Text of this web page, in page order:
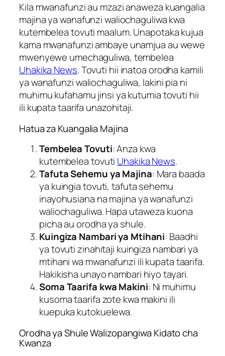
Kila mwanafunzi au mzazi anaweza kuangalia
majina ya wanafunzi waliochaguliwa kwa
kutembelea tovuti maalum. Unapotaka kujua
kama mwanafunzi ambaye unamjua au wewe
mwenyewe umechaguliwa, tembelea
Uhakika News. Tovuti hii inatoa orodha kamili
ya wanafunzi waliochaguliwa, lakini pia ni
muhimu kufahamu jinsi ya kutumia tovuti hii
ili kupata taarifa unazohitaji.
Hatua za Kuangalia Majina
Tembelea Tovuti: Anza kwa
kutembelea tovuti Uhakika News.
Tafuta Sehemu ya Majina: Mara baada
ya kuingia tovuti, tafuta sehemu
inayohusiana na majina ya wanafunzi
waliochaguliwa. Hapa utaweza kuona
picha au orodha ya shule.
Kuingiza Nambari ya Mtihani: Baadhi
ya tovuti zinahitaji kuingiza nambari ya
mtihani wa mwanafunzi ili kupata taarifa.
Hakikisha unayo nambari hiyo tayari.
Soma Taarifa kwa Makini: Ni muhimu
kusoma taarifa zote kwa makini ili
kuepuka kutokuelewa.
Orodha ya Shule Walizopangiwa Kidato cha
Kwanza